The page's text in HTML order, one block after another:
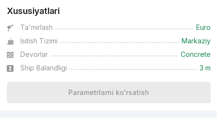
Xususiyatlari
Ta'mirlash
Euro
Isitish Tizimi
Markaziy
Devorlar
Concrete
Ship Balandligi
3 m
Parametrlarni ko'rsatish